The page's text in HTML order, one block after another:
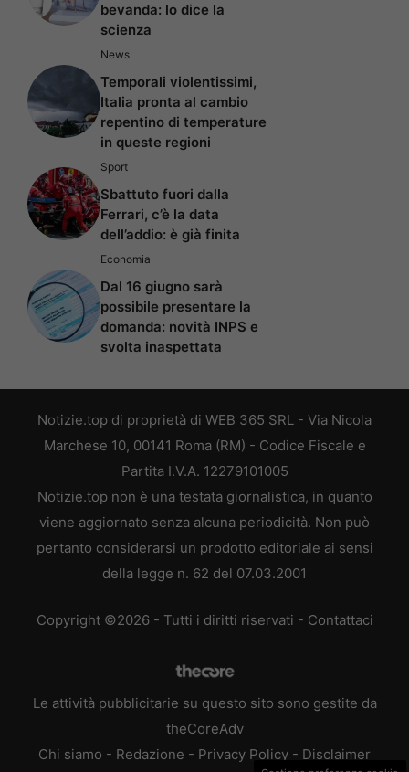
bevanda: lo dice la
scienza
News
Temporali violentissimi,
Italia pronta al cambio
repentino di temperature
in queste regioni
Sport
Sbattuto fuori dalla
Ferrari, c’è la data
dell’addio: è già finita
Economia
Dal 16 giugno sarà
possibile presentare la
domanda: novità INPS e
svolta inaspettata
Notizie.top di proprietà di WEB 365 SRL - Via Nicola
Marchese 10, 00141 Roma (RM) - Codice Fiscale e
Partita I.V.A. 12279101005
Notizie.top non è una testata giornalistica, in quanto
viene aggiornato senza alcuna periodicità. Non può
pertanto considerarsi un prodotto editoriale ai sensi
della legge n. 62 del 07.03.2001
Copyright ©2026 - Tutti i diritti riservati - Contattaci
Le attività pubblicitarie su questo sito sono gestite da
theCoreAdv
Chi siamo - Redazione - Privacy Policy - Disclaimer